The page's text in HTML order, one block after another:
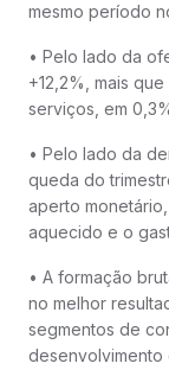
mesmo período
• Pelo lado da
+12,2%, mais
serviços, em
• Pelo lado da
queda do
aperto
aquecido e o
• A formação
no melhor
segmentos de
desenvolvimento